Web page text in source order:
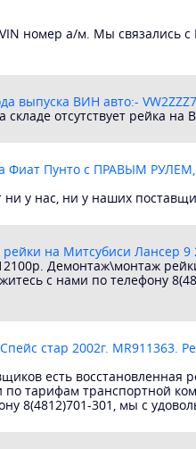
номер а/м. Мы связались с
выпуска ВИН авто:-
отсутствует рейка на
Фиат Пунто с ПРАВЫМ РУЛЕМ,
у нас, ни у наших
на Митсубиси Лансер 9
Демонтаж\монтаж
с нами по телефону
стар 2002г. MR911363.
есть восстановленная
по тарифам транспортной
8(4812)701-301, мы с